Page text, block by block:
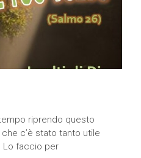
riprendo questo
c’è stato tanto utile
Lo faccio per